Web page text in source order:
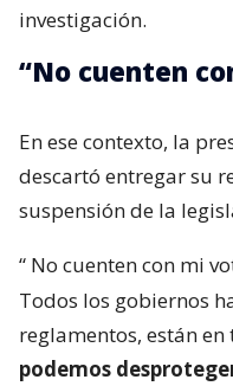
investigación.
“No cuenten
En ese contexto, la
descartó entregar su
suspensión de la
“ No cuenten con mi
Todos los gobiernos
reglamentos, están en
podemos